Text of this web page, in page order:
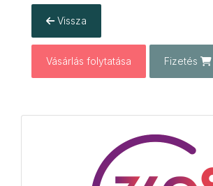
Vissza
Vásárlás folytatása Fizetés